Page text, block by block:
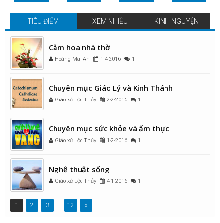
TIÊU ĐIỂM XEM NHIỀU KINH NGUYỆN
Cắm hoa nhà thờ
Hoàng Mai An 1-4-2016 1
Chuyên mục Giáo Lý và Kinh Thánh
Giáo xứ Lộc Thủy 2-2-2016 1
Chuyên mục sức khỏe và ẩm thực
Giáo xứ Lộc Thủy 1-2-2016 1
Nghệ thuật sống
Giáo xứ Lộc Thủy 4-1-2016 1
1 2 3 ... 12 »